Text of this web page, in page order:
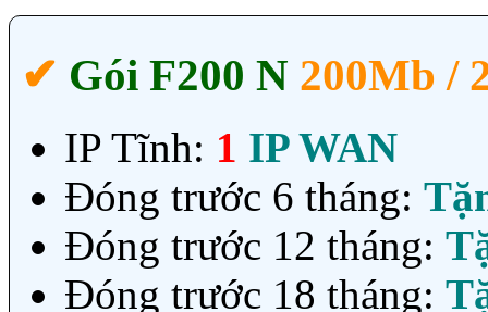
✔‎ Gói F200 N 200Mb /
IP Tĩnh: 1 IP WAN
Đóng trước 6 tháng:
Đóng trước 12 tháng:
Đóng trước 18 tháng: